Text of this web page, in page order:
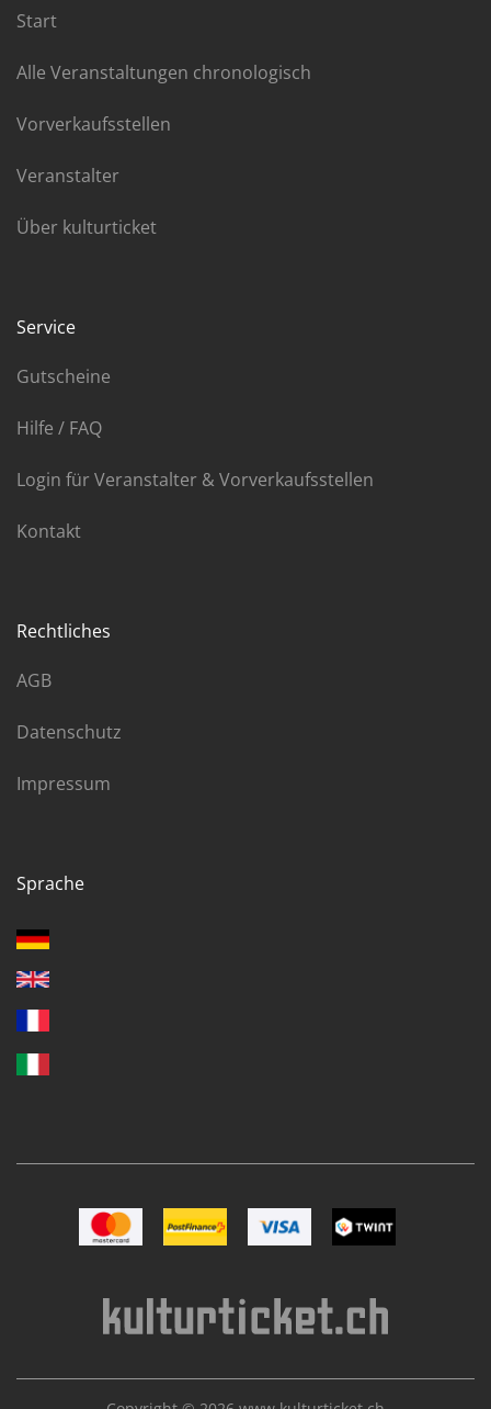
Start
Alle Veranstaltungen chronologisch
Vorverkaufsstellen
Veranstalter
Über kulturticket
Service
Gutscheine
Hilfe / FAQ
Login für Veranstalter & Vorverkaufsstellen
Kontakt
Rechtliches
AGB
Datenschutz
Impressum
Sprache
Bild MastercardBild Postfinance
Bild VISA Bild TWINT